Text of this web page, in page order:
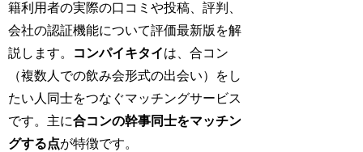
籍利用者の実際の口コミや投稿、評判、
会社の認証機能について評価最新版を解
説します。
コンパイキタイは、合コン
（複数人での飲み会形式の出会い）をし
たい人同士をつなぐマッチングサービス
です。主に合コンの幹事同士をマッチン
グする点が特徴です。